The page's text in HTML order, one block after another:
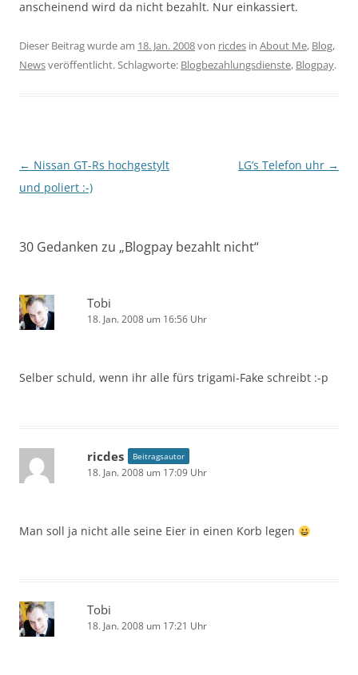
anscheinend wird da nicht bezahlt. Nur einkassiert.
Dieser Beitrag wurde am 18. Jan. 2008von ricdes in About Me, Blog,
Newsveröffentlicht. Schlagworte: Blogbezahlungsdienste, Blogpay.
Beitragsnavigation
← Nissan GT-Rs hochgestylt
und poliert :-)
LG’s Telefon uhr →
30 Gedanken zu „Blogpay bezahlt nicht“
Tobi
18. Jan. 2008 um 16:56 Uhr
Selber schuld, wenn ihr alle fürs trigami-Fake schreibt :-p
ricdes Beitragsautor
18. Jan. 2008 um 17:09 Uhr
Man soll ja nicht alle seine Eier in einen Korb legen
Tobi
18. Jan. 2008 um 17:21 Uhr